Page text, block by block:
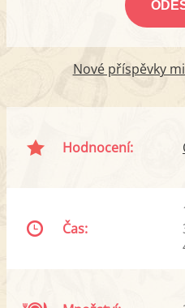
Nové příspěvky
Hodnocení:
Čas: